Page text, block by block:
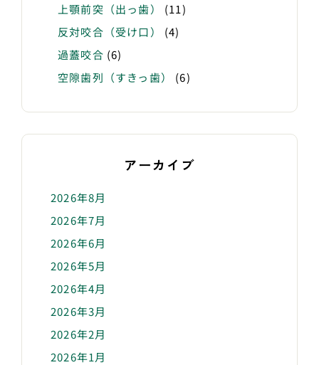
上顎前突（出っ歯）
(11)
反対咬合（受け口）
(4)
過蓋咬合 (6)
空隙歯列（すきっ歯）
(6)
アーカイブ
2026年8月
2026年7月
2026年6月
2026年5月
2026年4月
2026年3月
2026年2月
2026年1月